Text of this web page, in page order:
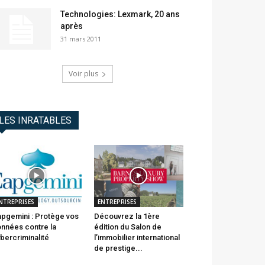
Technologies: Lexmark, 20 ans
après
31 mars 2011
Voir plus
LES INRATABLES
: Protège vos
contre la
ENTREPRISES
Découvrez la 1ère
édition du Salon de
l’immobilier international
de prestige...